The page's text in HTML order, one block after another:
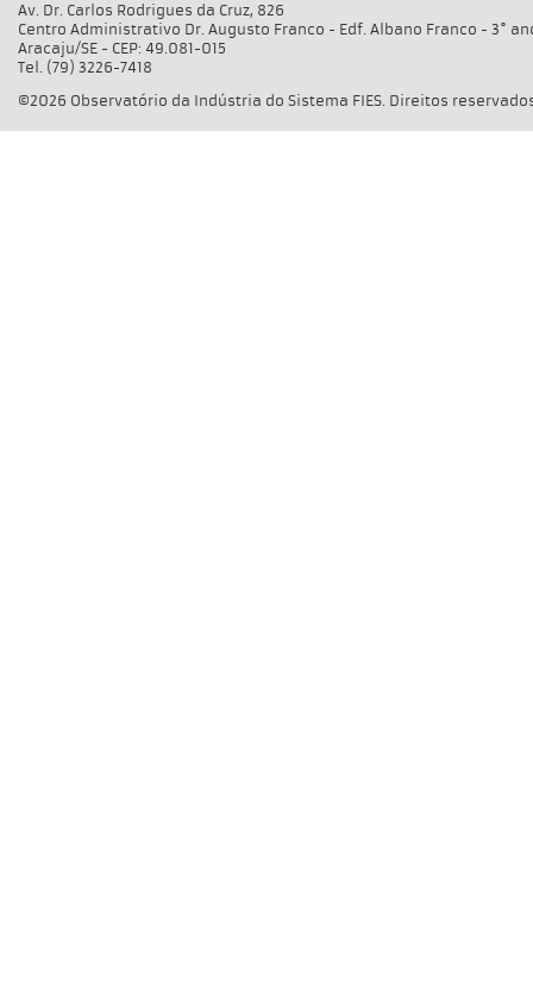
Av. Dr. Carlos Rodrigues da Cruz, 826
Centro Administrativo Dr. Augusto Franco - Edf. Albano Franco - 3°
Aracaju/SE - CEP: 49.081-015
Tel. (79) 3226-7418
©2026 Observatório da Indústria do Sistema FIES. Direitos